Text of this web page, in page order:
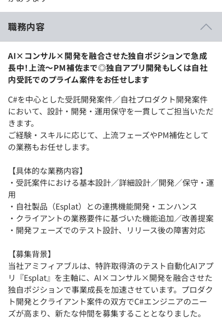
職務内容
AI×コンサル×開発を融合させた独自ポジションで急成
長中！上流〜PM補佐まで◎独自アプリ開発もしくは自社
内受託でのプライム案件をお任せします
C#を中心とした受託開発案件／自社プロダクト開発案件
において、設計・開発・運用保守を一貫してご担当いただ
きます。
ご経験・スキルに応じて、上流フェーズやPM補佐として
の業務もお任せします。
【具体的な業務内容】
・受託案件における基本設計／詳細設計／開発／保守・運
用
・自社製品（Esplat）との連携機能開発・エンハンス
・クライアントの業務要件に基づいた機能追加／改善提案
・開発フェーズでのテスト設計、リリース後の障害対応
【募集背景】
当社アミフィアブルは、特許取得済のテスト自動化AIアプ
リ『Esplat』を主軸に、AI×コンサル×開発を融合させた
独自ポジションで事業成長を加速させています。プロダク
ト開発とクライアント案件の双方でC#エンジニアのニー
ズが高まり、新たな仲間を募集することとなりました。